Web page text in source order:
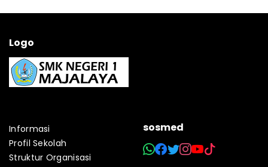
Logo
Informasi
Profil Sekolah
Struktur Organisasi
sosmed